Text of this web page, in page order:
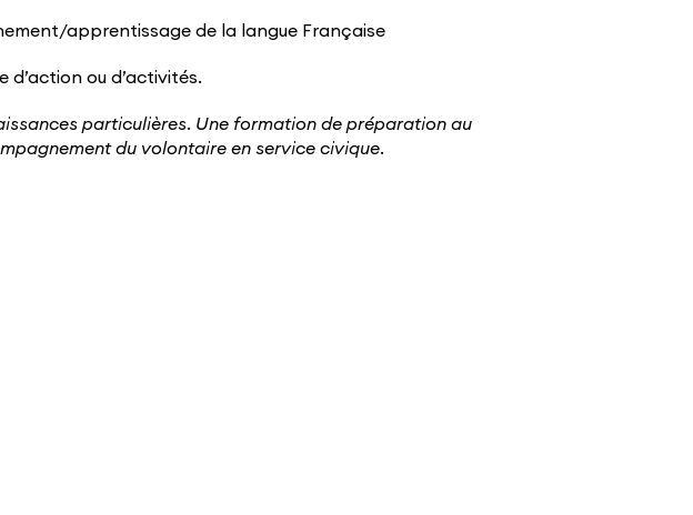
apprentissage de la langue Française
ou d’activités.
particulières. Une formation de préparation au
du volontaire en service civique.